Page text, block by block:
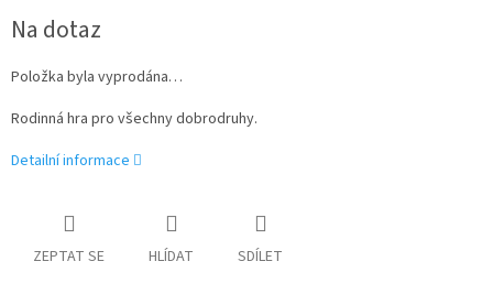
cena:
Na dotaz
Položka byla vyprodána…
Rodinná hra pro všechny dobrodruhy.
Detailní informace
ZEPTAT SE HLÍDAT SDÍLET